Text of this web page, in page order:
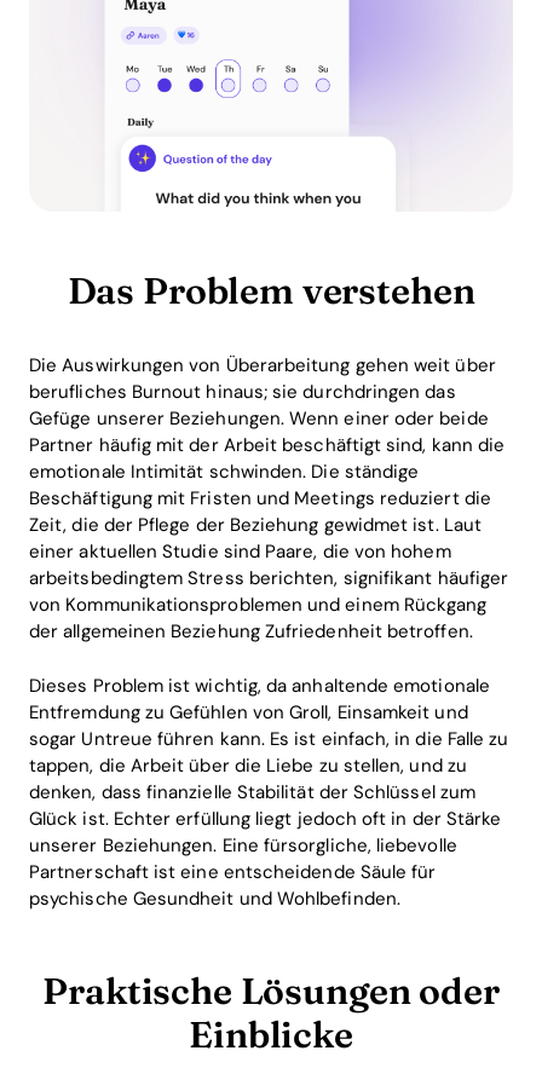
Das Problem verstehen
Die Auswirkungen von Überarbeitung gehen weit über
berufliches Burnout hinaus; sie durchdringen das
Gefüge unserer Beziehungen. Wenn einer oder beide
Partner häufig mit der Arbeit beschäftigt sind, kann die
emotionale Intimität schwinden. Die ständige
Beschäftigung mit Fristen und Meetings reduziert die
Zeit, die der Pflege der Beziehung gewidmet ist. Laut
einer aktuellen Studie sind Paare, die von hohem
arbeitsbedingtem Stress berichten, signifikant häufiger
von Kommunikationsproblemen und einem Rückgang
der allgemeinen Beziehung Zufriedenheit betroffen.
Dieses Problem ist wichtig, da anhaltende emotionale
Entfremdung zu Gefühlen von Groll, Einsamkeit und
sogar Untreue führen kann. Es ist einfach, in die Falle zu
tappen, die Arbeit über die Liebe zu stellen, und zu
denken, dass finanzielle Stabilität der Schlüssel zum
Glück ist. Echter erfüllung liegt jedoch oft in der Stärke
unserer Beziehungen. Eine fürsorgliche, liebevolle
Partnerschaft ist eine entscheidende Säule für
psychische Gesundheit und Wohlbefinden.
Praktische Lösungen oder
Einblicke